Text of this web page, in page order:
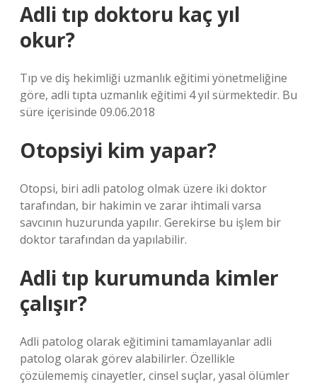
Adli tıp doktoru kaç yıl
okur?
Tıp ve diş hekimliği uzmanlık eğitimi yönetmeliğine
göre, adli tıpta uzmanlık eğitimi 4 yıl sürmektedir. Bu
süre içerisinde 09.06.2018
Otopsiyi kim yapar?
Otopsi, biri adli patolog olmak üzere iki doktor
tarafından, bir hakimin ve zarar ihtimali varsa
savcının huzurunda yapılır. Gerekirse bu işlem bir
doktor tarafından da yapılabilir.
Adli tıp kurumunda kimler
çalışır?
Adli patolog olarak eğitimini tamamlayanlar adli
patolog olarak görev alabilirler. Özellikle
çözülememiş cinayetler, cinsel suçlar, yasal ölümler